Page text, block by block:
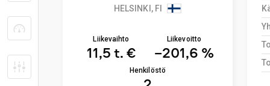
HELSINKI, FI
Liikevaihto
11,5 t. €
Liikevoitto
−201,6 %
Henkilöstö